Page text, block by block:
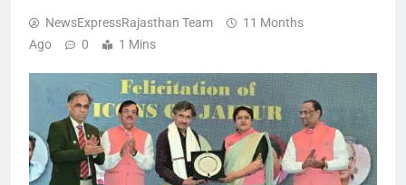
NewsExpressRajasthan Team
11 Months
Ago
0 1 Mins